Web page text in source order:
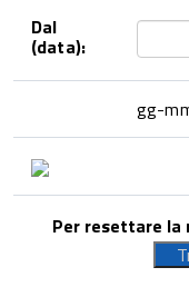
Dal
(data):
gg-
Per resettare la